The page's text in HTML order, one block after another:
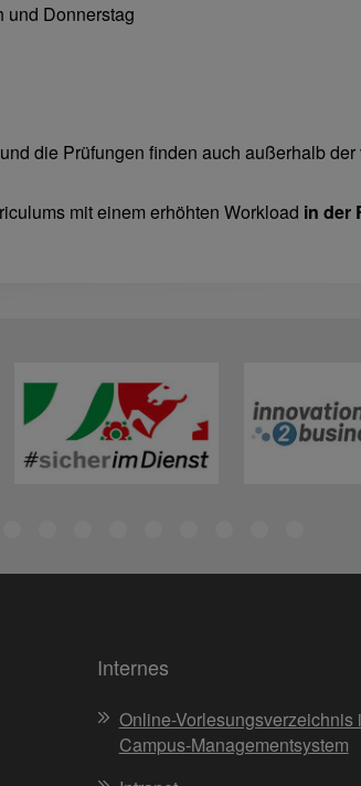
und Donnerstag
die Prüfungen finden auch außerhalb
mit einem erhöhten Workload in der
Internes
Online-Vorlesungsverzeichnis
Campus-Managementsystem